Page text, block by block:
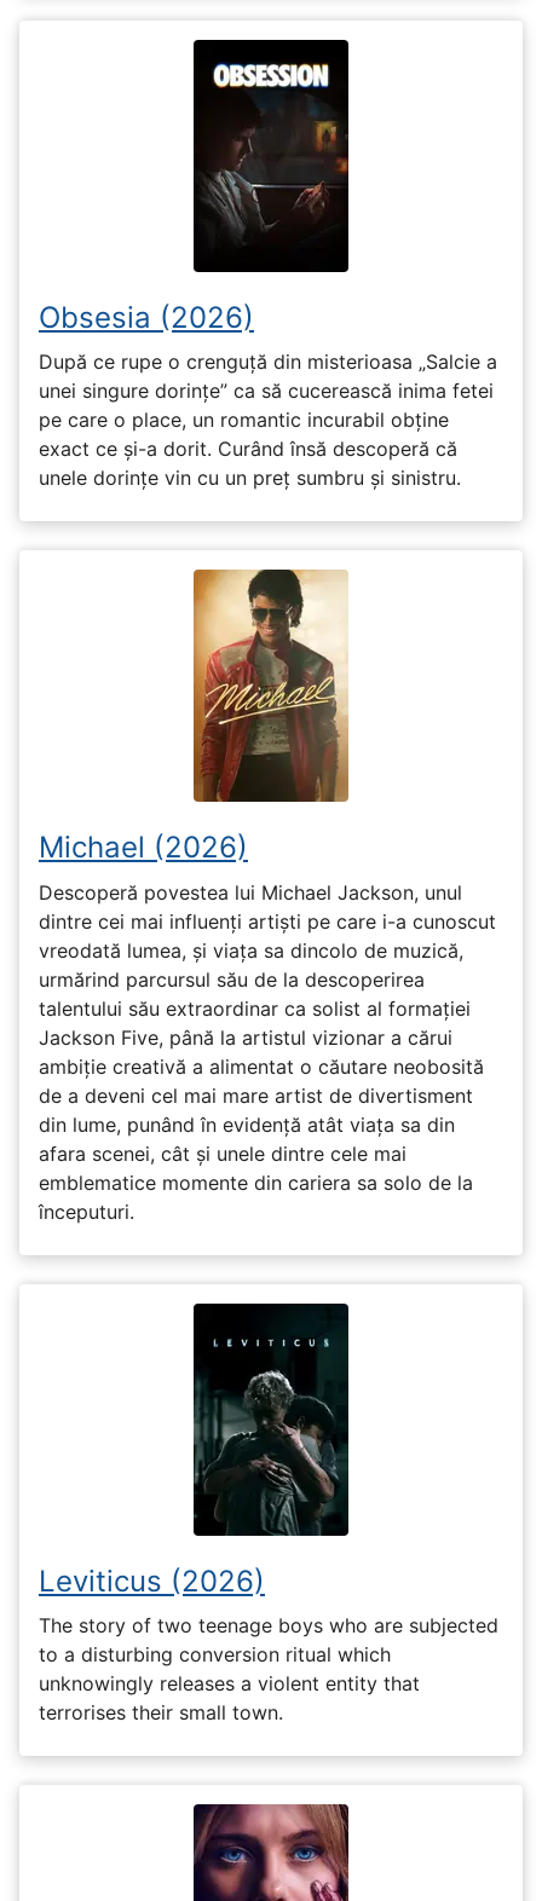
Obsesia (2026)
După ce rupe o crenguță din misterioasa „Salcie a
unei singure dorințe” ca să cucerească inima fetei
pe care o place, un romantic incurabil obține
exact ce și-a dorit. Curând însă descoperă că
unele dorințe vin cu un preț sumbru și sinistru.
Michael (2026)
Descoperă povestea lui Michael Jackson, unul
dintre cei mai influenți artiști pe care i-a cunoscut
vreodată lumea, și viața sa dincolo de muzică,
urmărind parcursul său de la descoperirea
talentului său extraordinar ca solist al formației
Jackson Five, până la artistul vizionar a cărui
ambiție creativă a alimentat o căutare neobosită
de a deveni cel mai mare artist de divertisment
din lume, punând în evidență atât viața sa din
afara scenei, cât și unele dintre cele mai
emblematice momente din cariera sa solo de la
începuturi.
Leviticus (2026)
The story of two teenage boys who are subjected
to a disturbing conversion ritual which
unknowingly releases a violent entity that
terrorises their small town.